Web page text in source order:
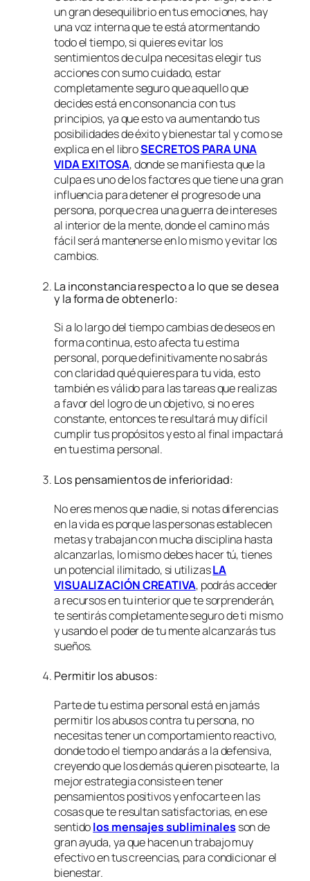
un gran desequilibrio en tus emociones, hay
una voz interna que te está atormentando
todo el tiempo, si quieres evitar los
sentimientos de culpa necesitas elegir tus
acciones con sumo cuidado, estar
completamente seguro que aquello que
decides está en consonancia con tus
principios, ya que esto va aumentando tus
posibilidades de éxito y bienestar tal y como se
explica en el libroSECRETOS PARA UNA
VIDA EXITOSA, donde se manifiesta que la
culpa es uno de los factores que tiene una gran
influencia para detener el progreso de una
persona, porque crea una guerra de intereses
al interior de la mente, donde el camino más
fácil será mantenerse en lo mismo y evitar los
cambios.
La inconstancia respecto a lo que se desea
y la forma de obtenerlo:
Si a lo largo del tiempo cambias de deseos en
forma continua, esto afecta tu estima
personal, porque definitivamente no sabrás
con claridad qué quieres para tu vida, esto
también es válido para las tareas que realizas
a favor del logro de un objetivo, si no eres
constante, entonces te resultará muy difícil
cumplir tus propósitos y esto al final impactará
en tu estima personal.
Los pensamientos de inferioridad:
No eres menos que nadie, si notas diferencias
en la vida es porque las personas establecen
metas y trabajan con mucha disciplina hasta
alcanzarlas, lo mismo debes hacer tú, tienes
un potencial ilimitado, si utilizasLA
VISUALIZACIÓN CREATIVA, podrás acceder
a recursos en tu interior que te sorprenderán,
te sentirás completamente seguro de ti mismo
y usando el poder de tu mente alcanzarás tus
sueños.
Permitir los abusos:
Parte de tu estima personal está en jamás
permitir los abusos contra tu persona, no
necesitas tener un comportamiento reactivo,
donde todo el tiempo andarás a la defensiva,
creyendo que los demás quieren pisotearte, la
mejor estrategia consiste en tener
pensamientos positivos y enfocarte en las
cosas que te resultan satisfactorias, en ese
sentidolos mensajes subliminalesson de
gran ayuda, ya que hacen un trabajo muy
efectivo en tus creencias, para condicionar el
bienestar.